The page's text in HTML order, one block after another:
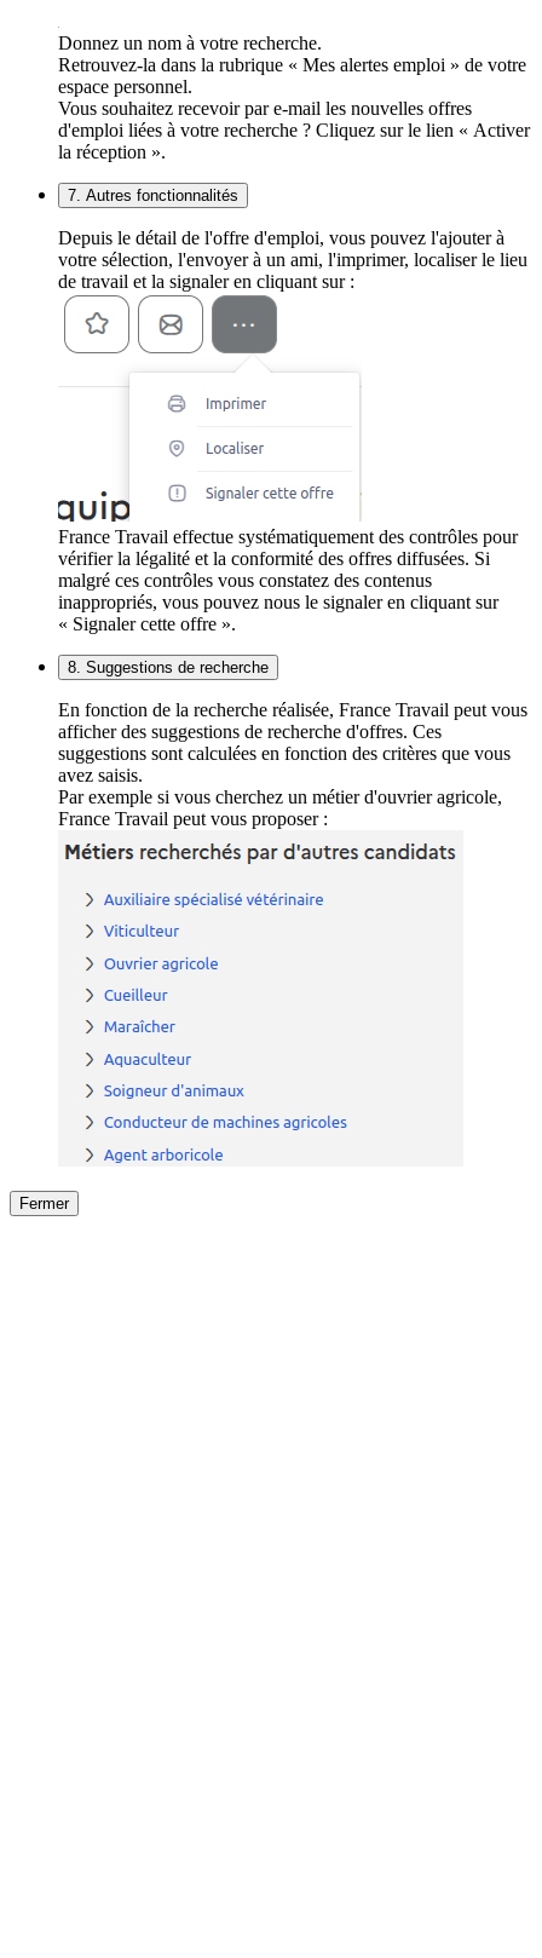
Donnez un nom à votre recherche.
Retrouvez-la dans la rubrique « Mes alertes emploi » de votre
espace personnel.
Vous souhaitez recevoir par e-mail les nouvelles offres
d'emploi liées à votre recherche ? Cliquez sur le lien « Activer
la réception ».
7. Autres fonctionnalités
Depuis le détail de l'offre d'emploi, vous pouvez l'ajouter à
votre sélection, l'envoyer à un ami, l'imprimer, localiser le lieu
de travail et la signaler en cliquant sur :
France Travail effectue systématiquement des contrôles pour
vérifier la légalité et la conformité des offres diffusées. Si
malgré ces contrôles vous constatez des contenus
inappropriés, vous pouvez nous le signaler en cliquant sur
« Signaler cette offre ».
8. Suggestions de recherche
En fonction de la recherche réalisée, France Travail peut vous
afficher des suggestions de recherche d'offres. Ces
suggestions sont calculées en fonction des critères que vous
avez saisis.
Par exemple si vous cherchez un métier d'ouvrier agricole,
France Travail peut vous proposer :
Fermer